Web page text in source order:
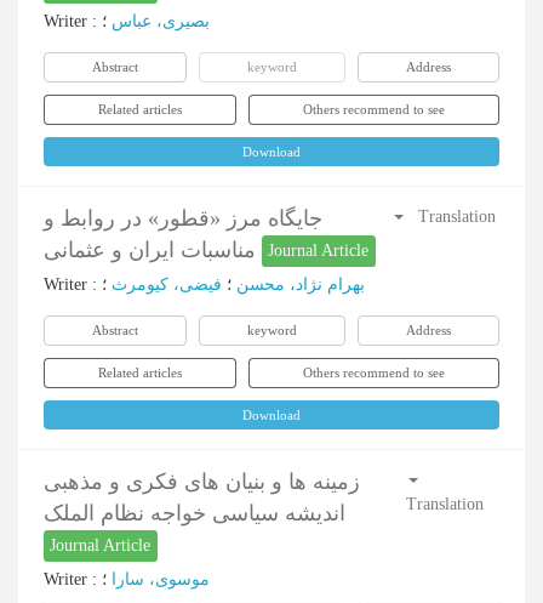
Writer : بصیری، عباس ؛
Abstract keyword Address
Related articles Others recommend to see
Download
جایگاه مرز «قطور» در روابط و
Journal Article
Translation
Writer : بهرام نژاد، محسن ؛ فیضی، کیومرث ؛
Abstract keyword Address
Related articles Others recommend to see
Download
زمینه ها و بنیان های فکری و مذهبی
اندیشه سیاسی خواجه نظام الملک
Journal Article
Translation
Writer : موسوی، سارا ؛